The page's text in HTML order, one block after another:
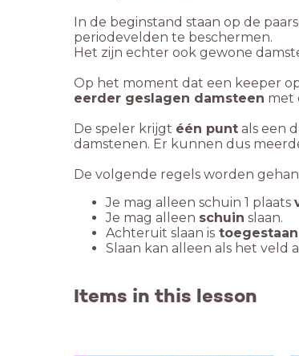
In de beginstand staan op de
periodevelden te beschermen.
Het zijn echter ook gewone
Op het moment dat een keeper
eerder geslagen damsteen met
De speler krijgt één punt als een
damstenen. Er kunnen dus
De volgende regels worden
Je mag alleen schuin 1 plaats
Je mag alleen schuin slaan.
Achteruit slaan is toegestaan
Slaan kan alleen als het veld
Items in this lesson